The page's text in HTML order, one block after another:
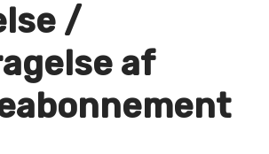
/
af